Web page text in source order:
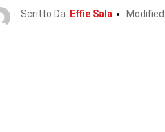
Scritto Da: Effie Sala